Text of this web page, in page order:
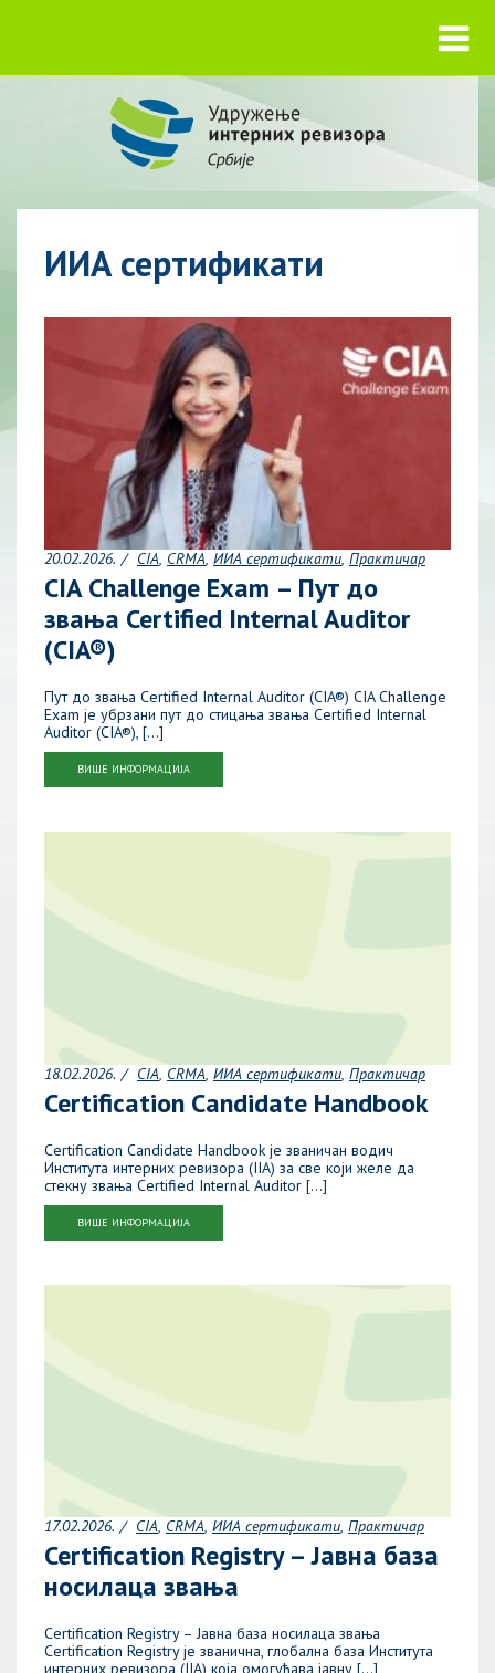
ИИА сертификати
20.02.2026. CIA CRMA ИИА сертификати Практичар
CIA Challenge Exam – Пут до
звања Certified Internal Auditor
(CIA®)
Пут до звања Certified Internal Auditor (CIA®) CIA Challenge
Exam је убрзани пут до стицања звања Certified Internal
Auditor (CIA®), […]
ВИШЕ ИНФОРМАЦИЈА
18.02.2026. CIA CRMA ИИА сертификати Практичар
Certification Candidate Handbook
Certification Candidate Handbook је званичан водич
Института интерних ревизора (IIA) за све који желе да
стекну звања Certified Internal Auditor […]
ВИШЕ ИНФОРМАЦИЈА
17.02.2026. CIA CRMA ИИА сертификати Практичар
Certification Registry – Јавна база
носилаца звања
Certification Registry – Јавна база носилаца звања
Certification Registry је званична, глобална база Института
интерних ревизора (IIA) која омогућава јавну […]